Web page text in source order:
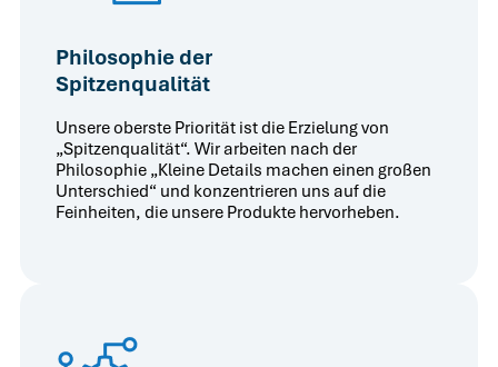
Philosophie der
Spitzenqualität
Unsere oberste Priorität ist die Erzielung von
„Spitzenqualität“. Wir arbeiten nach der
Philosophie „Kleine Details machen einen großen
Unterschied“ und konzentrieren uns auf die
Feinheiten, die unsere Produkte hervorheben.